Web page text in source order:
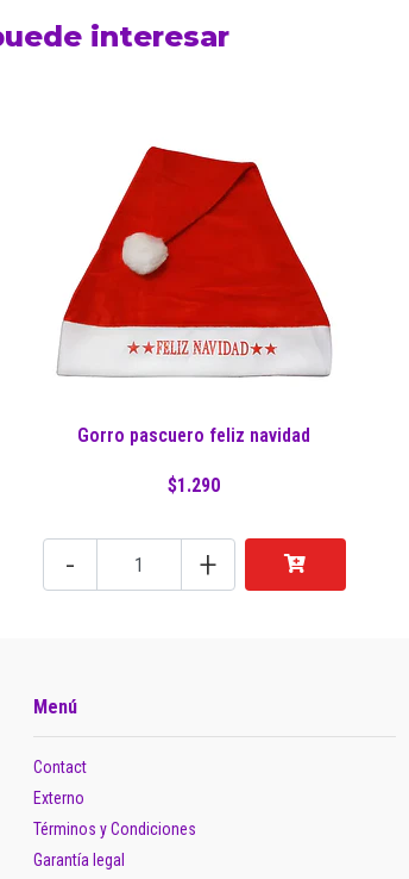
interesar
Gorro pascuero feliz navidad
$1.290
- +
Menú
Contact
Externo
Términos y Condiciones
Garantía legal